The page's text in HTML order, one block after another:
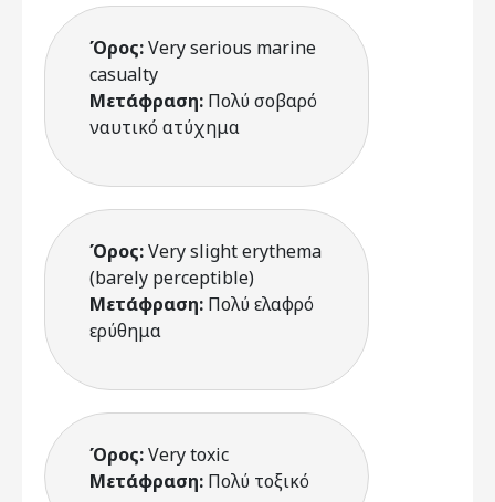
Όρος:Very serious marine
casualty
Μετάφραση: Πολύ σοβαρό
ναυτικό ατύχημα
Όρος:Very slight erythema
(barely perceptible)
Μετάφραση: Πολύ ελαφρό
ερύθημα
Όρος:Very toxic
Μετάφραση: Πολύ τοξικό